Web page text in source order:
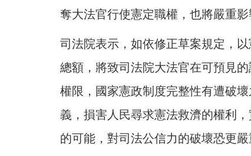
奪大法官行使憲定職權，也將嚴重
司法院表示，如依修正草案規定，
總額，將致司法院大法官在可預見
權限，國家憲政制度完整性有遭破
義，損害人民尋求憲法救濟的權利
的可能，對司法公信力的破壞恐更嚴